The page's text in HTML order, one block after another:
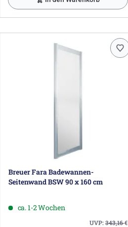
Breuer Fara Badewannen-
Seitenwand BSW 90 x 160 cm
ca. 1-2 Wochen
UVP:343,16€